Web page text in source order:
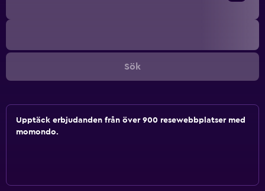
Sök
Upptäck erbjudanden från över 900 resewebbplatser med
momondo.